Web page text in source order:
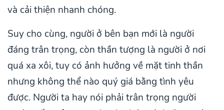
và cải thiện nhanh chóng.
Suy cho cùng, người ở bên bạn mới là người
đáng trân trọng, còn thần tượng là người ở nơi
quá xa xôi, tuy có ảnh hưởng về mặt tinh thần
nhưng không thể nào quý giá bằng tình yêu
được. Người ta hay nói phải trân trọng người